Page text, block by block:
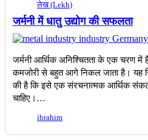
लेख (Lekh)
जर्मनी में धातु उद्योग की सफलता
जर्मनी आर्थिक अनिश्चितता के एक चरण में
कमजोरी से बहुत आगे निकल जाता है। यह
की है कि इसे एक संरचनात्मक आर्थिक
चाहिए।…
ibrahim